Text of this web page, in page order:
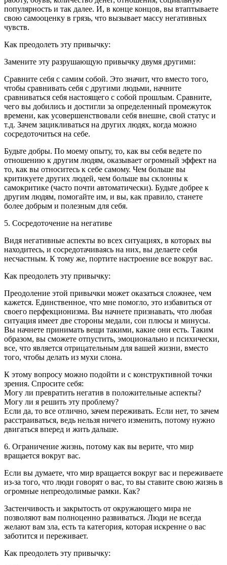
популярность и так далее. И, в конце концов, вы втаптываете
свою самооценку в грязь, что вызывает массу негативных
чувств.
Как преодолеть эту привычку:
Замените эту разрушающую привычку двумя другими:
Сравните себя с самим собой. Это значит, что вместо того,
чтобы сравнивать себя с другими людьми, начните
сравниваться себя настоящего с собой прошлым. Сравните,
чего вы добились и достигли за определенный промежуток
времени, как усовершенствовали себя внешне, свой статус и
т.д. Зачем зацикливаться на других людях, когда можно
сосредоточиться на себе.
Будьте добры. По моему опыту, то, как вы себя ведете по
отношению к другим людям, оказывает огромный эффект на
то, как вы относитесь к себе самому. Чем больше вы
критикуете других людей, чем больше вы склонны к
самокритике (часто почти автоматически). Будьте добрее к
другим людям, помогайте им, и вы, как правило, станете
более добрым и полезным для себя.
5. Сосредоточение на негативе
Видя негативные аспекты во всех ситуациях, в которых вы
находитесь, и сосредотачиваясь на них, вы делаете себя
несчастным. К тому же, портите настроение все вокруг вас.
Как преодолеть эту привычку:
Преодоление этой привычки может оказаться сложнее, чем
кажется. Единственное, что мне помогло, это избавиться от
своего перфекционизма. Вы начнете признавать, что любая
ситуация имеет две стороны медали, сои плюсы и минусы.
Вы начнете принимать вещи такими, какие они есть. Таким
образом, вы сможете отпустить, эмоционально и психически,
все, что является отрицательным для вашей жизни, вместо
того, чтобы делать из мухи слона.
К этому вопросу можно подойти и с конструктивной точки
зрения. Спросите себя:
Могу ли превратить негатив в положительные аспекты?
Могу ли я решить эту проблему?
Если да, то все отлично, зачем переживать. Если нет, то зачем
расстраиваться, ведь нельзя ничего изменить, потому нужно
двигаться вперед и жить дальше.
6. Ограничение жизнь, потому как вы верите, что мир
вращается вокруг вас.
Если вы думаете, что мир вращается вокруг вас и переживаете
из-за того, что люди говорят о вас, то вы ставите свою жизнь в
огромные непреодолимые рамки. Как?
Застенчивость и закрытость от окружающего мира не
позволяют вам полноценно развиваться. Люди не всегда
желают вам зла, есть та категория, которая искренне о вас
заботится и переживает.
Как преодолеть эту привычку: